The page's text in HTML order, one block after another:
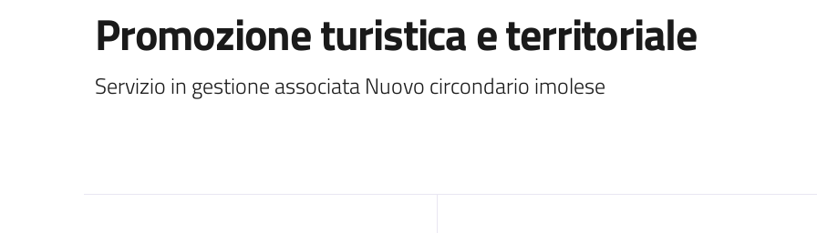
Promozione turistica e territoriale
Servizio in gestione associata Nuovo circondario imolese